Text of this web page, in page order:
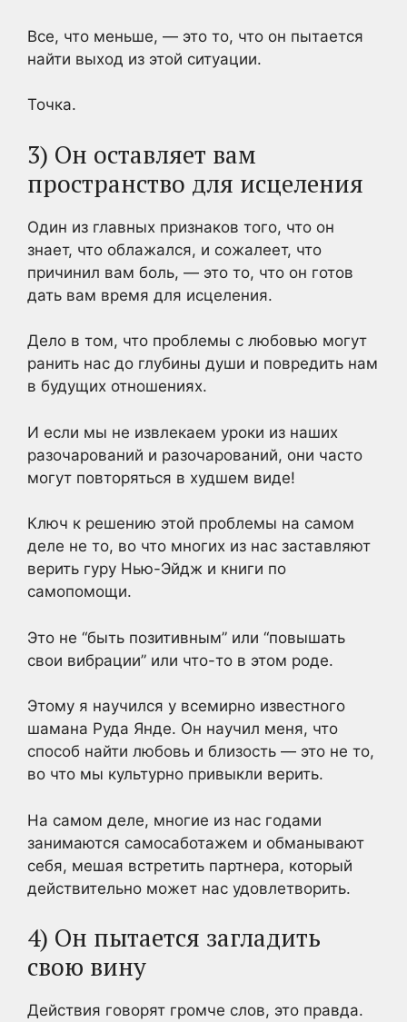
Все, что меньше, — это то, что он пытается
найти выход из этой ситуации.
Точка.
3) Он оставляет вам
пространство для исцеления
Один из главных признаков того, что он
знает, что облажался, и сожалеет, что
причинил вам боль, — это то, что он готов
дать вам время для исцеления.
Дело в том, что проблемы с любовью могут
ранить нас до глубины души и повредить нам
в будущих отношениях.
И если мы не извлекаем уроки из наших
разочарований и разочарований, они часто
могут повторяться в худшем виде!
Ключ к решению этой проблемы на самом
деле не то, во что многих из нас заставляют
верить гуру Нью-Эйдж и книги по
самопомощи.
Это не “быть позитивным” или “повышать
свои вибрации” или что-то в этом роде.
Этому я научился у всемирно известного
шамана Руда Янде. Он научил меня, что
способ найти любовь и близость — это не то,
во что мы культурно привыкли верить.
На самом деле, многие из нас годами
занимаются самосаботажем и обманывают
себя, мешая встретить партнера, который
действительно может нас удовлетворить.
4) Он пытается загладить
свою вину
Действия говорят громче слов, это правда.